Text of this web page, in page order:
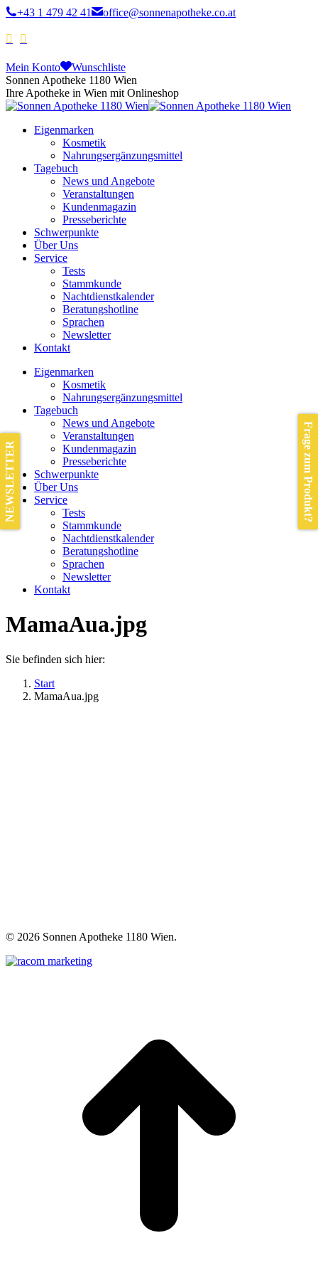
+43 1 479 42 41 office@sonnenapotheke.co.at
Mein Konto
Wunschliste
Sonnen Apotheke 1180 Wien
Ihre Apotheke in Wien mit Onlineshop
Eigenmarken
Kosmetik
Nahrungsergänzungsmittel
Tagebuch
News und Angebote
Veranstaltungen
Kundenmagazin
Presseberichte
Schwerpunkte
Über Uns
Service
Tests
Stammkunde
Nachtdienstkalender
Beratungshotline
Sprachen
Newsletter
Kontakt
Eigenmarken
Kosmetik
Nahrungsergänzungsmittel
Tagebuch
News und Angebote
Veranstaltungen
Kundenmagazin
Presseberichte
Schwerpunkte
Über Uns
Service
Tests
Stammkunde
Nachtdienstkalender
Beratungshotline
Sprachen
Newsletter
Kontakt
MamaAua.jpg
Sie befinden sich hier:
Start
MamaAua.jpg
© 2026 Sonnen Apotheke 1180 Wien.
Frage zum Produkt?
NEWSLETTER